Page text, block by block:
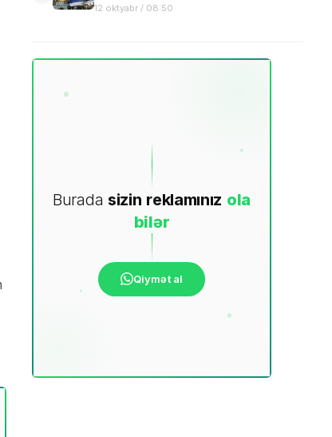
12 oktyabr / 08:50
Burada sizin reklamınız ola
bilər
Qiymət al